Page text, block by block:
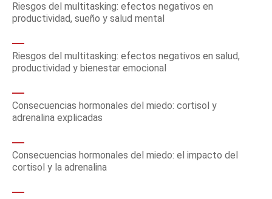
Riesgos del multitasking: efectos negativos en
productividad, sueño y salud mental
Riesgos del multitasking: efectos negativos en salud,
productividad y bienestar emocional
Consecuencias hormonales del miedo: cortisol y
adrenalina explicadas
Consecuencias hormonales del miedo: el impacto del
cortisol y la adrenalina